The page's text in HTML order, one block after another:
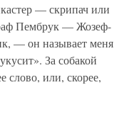
— скрипач или
Пембрук — Жозеф-
— он называет меня
За собакой
слово, или, скорее,